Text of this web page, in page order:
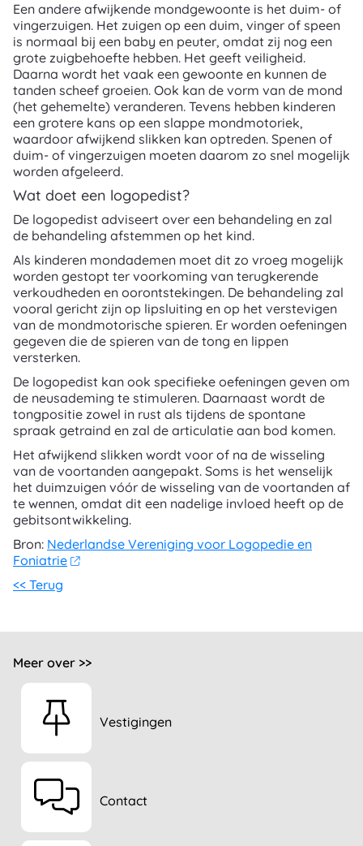
Een andere afwijkende mondgewoonte is het duim- of
vingerzuigen. Het zuigen op een duim, vinger of speen
is normaal bij een baby en peuter, omdat zij nog een
grote zuigbehoefte hebben. Het geeft veiligheid.
Daarna wordt het vaak een gewoonte en kunnen de
tanden scheef groeien. Ook kan de vorm van de mond
(het gehemelte) veranderen. Tevens hebben kinderen
een grotere kans op een slappe mondmotoriek,
waardoor afwijkend slikken kan optreden. Spenen of
duim- of vingerzuigen moeten daarom zo snel mogelijk
worden afgeleerd.
Wat doet een logopedist?
De logopedist adviseert over een behandeling en zal
de behandeling afstemmen op het kind.
Als kinderen mondademen moet dit zo vroeg mogelijk
worden gestopt ter voorkoming van terugkerende
verkoudheden en oorontstekingen. De behandeling zal
vooral gericht zijn op lipsluiting en op het verstevigen
van de mondmotorische spieren. Er worden oefeningen
gegeven die de spieren van de tong en lippen
versterken.
De logopedist kan ook specifieke oefeningen geven om
de neusademing te stimuleren. Daarnaast wordt de
tongpositie zowel in rust als tijdens de spontane
spraak getraind en zal de articulatie aan bod komen.
Het afwijkend slikken wordt voor of na de wisseling
van de voortanden aangepakt. Soms is het wenselijk
het duimzuigen vóór de wisseling van de voortanden af
te wennen, omdat dit een nadelige invloed heeft op de
gebitsontwikkeling.
Bron: Nederlandse Vereniging voor Logopedie en
Foniatrie
<< Terug
Meer over >>
Vestigingen
Contact